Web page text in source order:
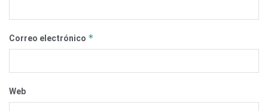
Correo electrónico *
Web